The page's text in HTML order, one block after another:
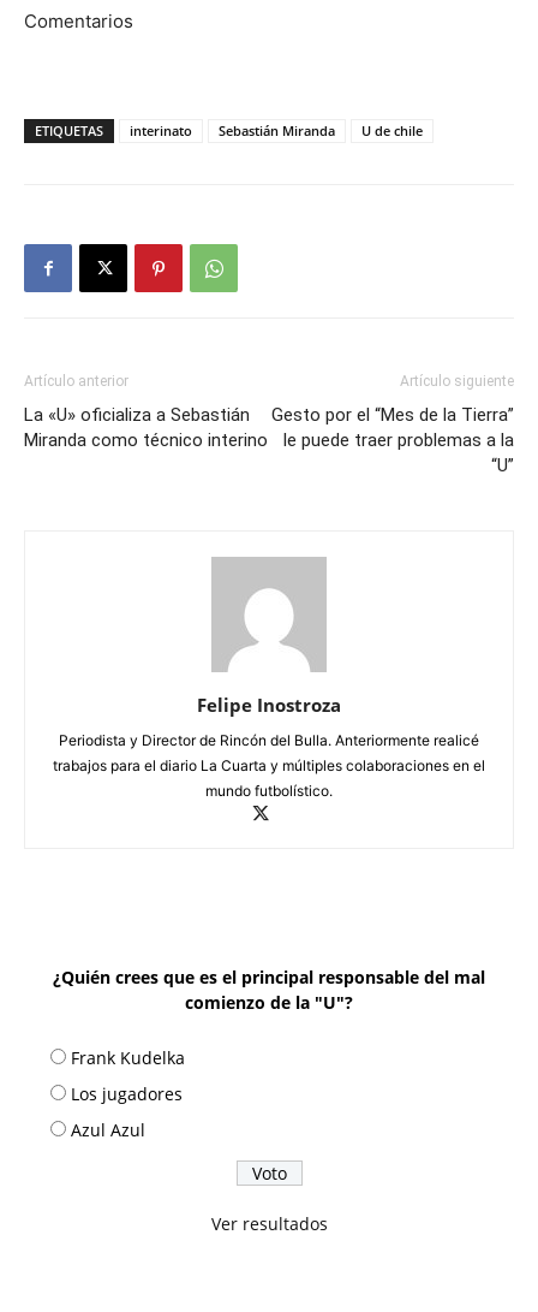
Comentarios
ETIQUETAS interinato Sebastián Miranda U de chile
Artículo anterior
La «U» oficializa a Sebastián
Miranda como técnico interino
Artículo siguiente
Gesto por el “Mes de la Tierra”
le puede traer problemas a la
“U”
Felipe Inostroza
Periodista y Director de Rincón del Bulla. Anteriormente realicé
trabajos para el diario La Cuarta y múltiples colaboraciones en el
mundo futbolístico.
¿Quién crees que es el principal responsable del mal
comienzo de la "U"?
Frank Kudelka
Los jugadores
Azul Azul
Ver resultados